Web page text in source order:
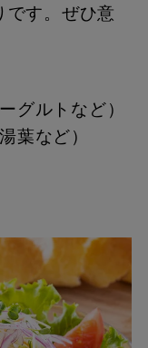
です。ぜひ意
グルトなど）
葉など）